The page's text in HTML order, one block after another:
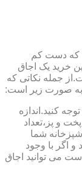
که دست کم
خرید یک اجاق
جمله نکاتی که
به صورت زیر است:
کنید.اندازه
و پز،تعداد
شما
اگر با وجود
می توانید اجاق